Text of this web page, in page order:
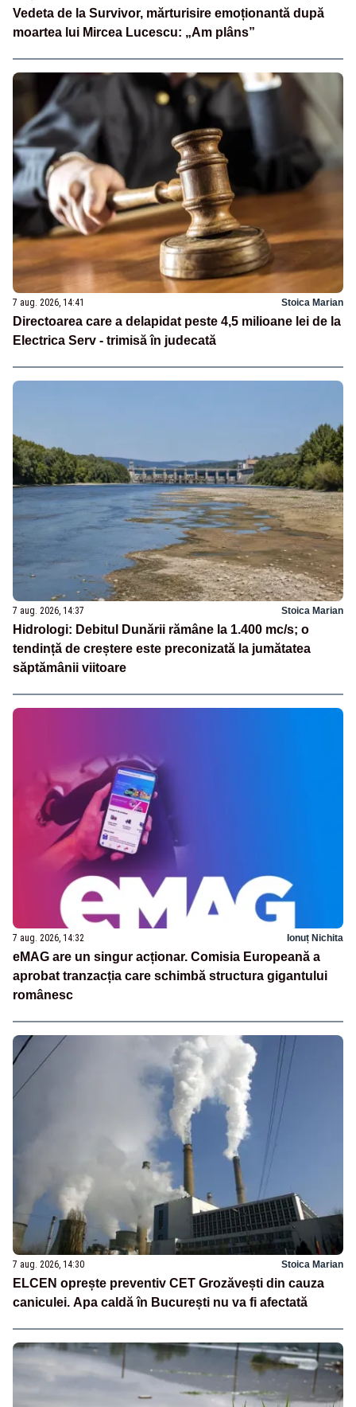
Vedeta de la Survivor, mărturisire emoționantă după
moartea lui Mircea Lucescu: „Am plâns”
7 aug. 2026, 14:41 Stoica Marian
Directoarea care a delapidat peste 4,5 milioane lei de la
Electrica Serv - trimisă în judecată
7 aug. 2026, 14:37 Stoica Marian
Hidrologi: Debitul Dunării rămâne la 1.400 mc/s; o
tendință de creștere este preconizată la jumătatea
săptămânii viitoare
7 aug. 2026, 14:32 Ionuț Nichita
eMAG are un singur acționar. Comisia Europeană a
aprobat tranzacția care schimbă structura gigantului
românesc
7 aug. 2026, 14:30 Stoica Marian
ELCEN oprește preventiv CET Grozăvești din cauza
caniculei. Apa caldă în București nu va fi afectată